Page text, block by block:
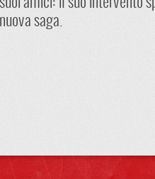
nuova saga.